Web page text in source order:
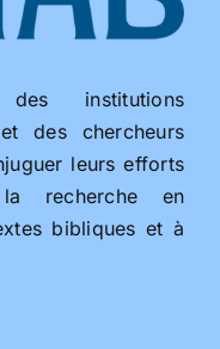
institutions
des chercheurs
leurs efforts
recherche en
bibliques et à